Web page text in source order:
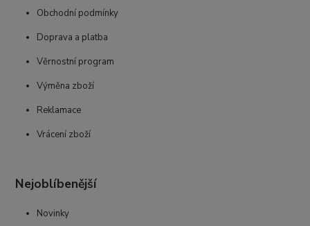
Obchodní podmínky
Doprava a platba
Věrnostní program
Výměna zboží
Reklamace
Vrácení zboží
Nejoblíbenější
Novinky